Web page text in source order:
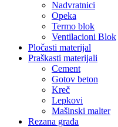
Nadvratnici
Opeka
Termo blok
Ventilacioni Blok
Pločasti materijal
Praškasti materijali
Cement
Gotov beton
Kreč
Lepkovi
Mašinski malter
Rezana građa